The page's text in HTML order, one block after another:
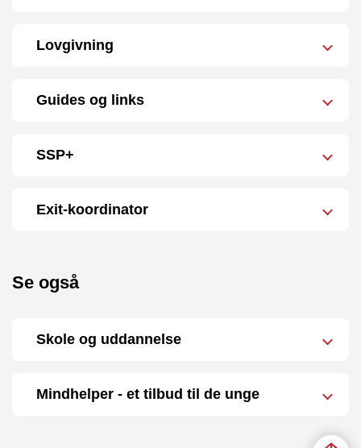
Lovgivning
Guides og links
SSP+
Exit-koordinator
Se også
Skole og uddannelse
Mindhelper - et tilbud til de unge